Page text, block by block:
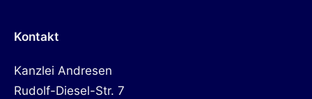
Kontakt
Kanzlei Andresen
Rudolf-Diesel-Str. 7